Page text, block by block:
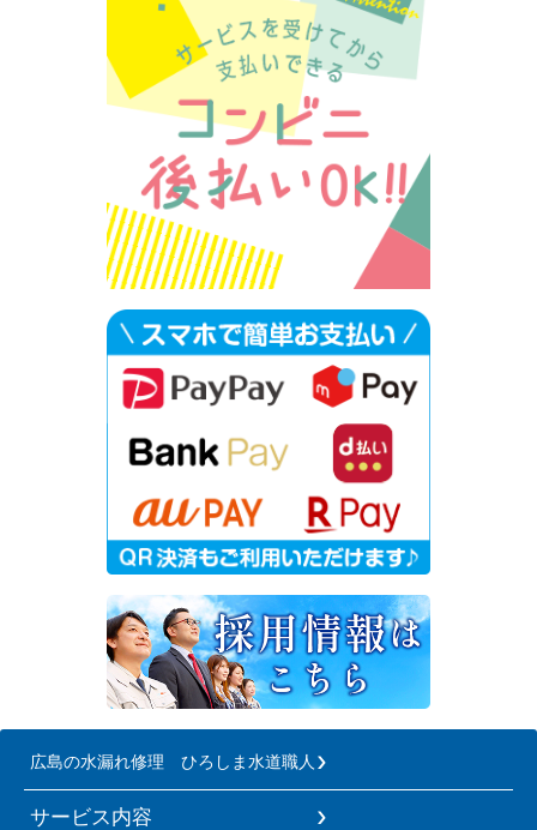
広島の水漏れ修理 ひろしま水道職人
サービス内容